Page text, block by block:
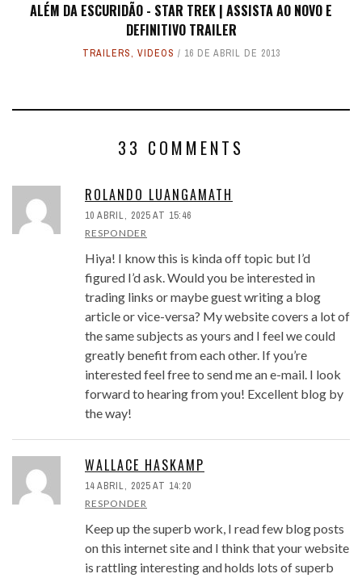
ALÉM DA ESCURIDÃO - STAR TREK | ASSISTA AO NOVO E
DEFINITIVO TRAILER
TRAILERS, VIDEOS 16 DE ABRIL DE 2013
33 COMMENTS
ROLANDO LUANGAMATH
10 ABRIL, 2025 AT 15:46
RESPONDER
Hiya! I know this is kinda off topic but I’d
figured I’d ask. Would you be interested in
trading links or maybe guest writing a blog
article or vice-versa? My website covers a lot of
the same subjects as yours and I feel we could
greatly benefit from each other. If you’re
interested feel free to send me an e-mail. I look
forward to hearing from you! Excellent blog by
the way!
WALLACE HASKAMP
14 ABRIL, 2025 AT 14:20
RESPONDER
Keep up the superb work, I read few blog posts
on this internet site and I think that your website
is rattling interesting and holds lots of superb